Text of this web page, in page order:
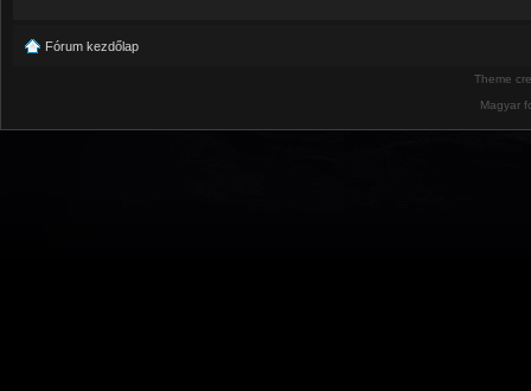
Fórum kezdőlap
Theme
Magyar